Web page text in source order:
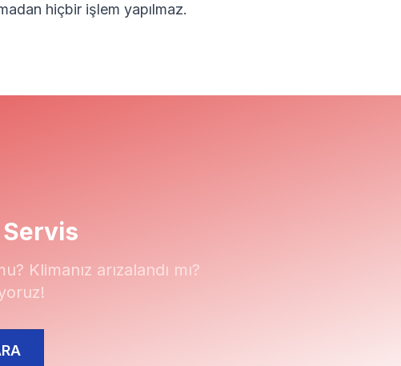
hiçbir işlem yapılmaz.
Klimanız arızalandı mı?